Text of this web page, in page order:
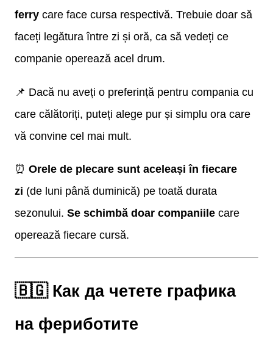
ferry care face cursa respectivă. Trebuie doar să
faceți legătura între zi și oră, ca să vedeți ce
companie operează acel drum.
📌 Dacă nu aveți o preferință pentru compania cu
care călătoriți, puteți alege pur și simplu ora care
vă convine cel mai mult.
⏰ Orele de plecare sunt aceleași în fiecare
zi (de luni până duminică) pe toată durata
sezonului. Se schimbă doar companiile care
operează fiecare cursă.
🇧🇬 Как да четете графика
на фериботите